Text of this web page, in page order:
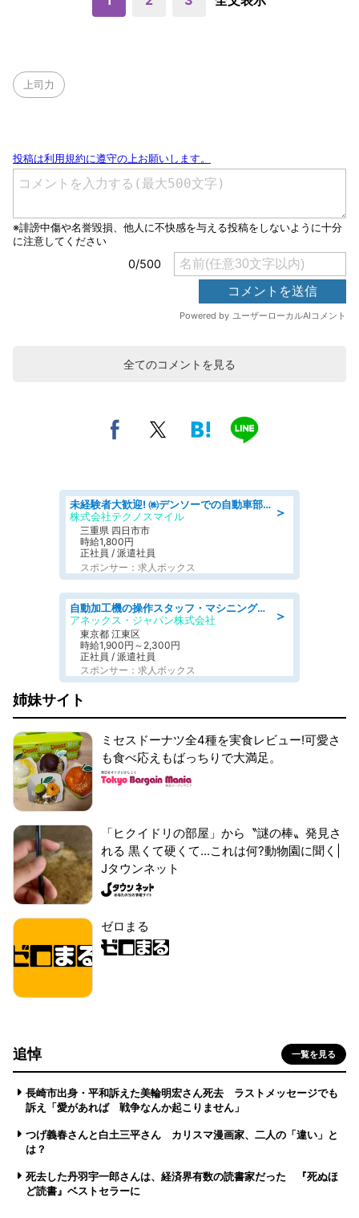
上司力
全てのコメントを見る
＞
未経験者大歓迎! ㈱デンソーでの自動車部品の組立作業 denso aichi
株式会社テクノスマイル
三重県 四日市市
時給1,800円
正社員 / 派遣社員
スポンサー：求人ボックス
＞
自動加工機の操作スタッフ・マシニングセンタ/工業系卒歓迎/未経験OK/急募/男女活躍/残業が少ない
アネックス・ジャパン株式会社
東京都 江東区
時給1,900円～2,300円
正社員 / 派遣社員
スポンサー：求人ボックス
姉妹サイト
ミセスドーナツ全4種を実食レビュー!可愛さ
も食べ応えもばっちりで大満足。
「ヒクイドリの部屋」から〝謎の棒〟発見さ
れる 黒くて硬くて...これは何?動物園に聞く|
Jタウンネット
ゼロまる
追悼 一覧を見る
長崎市出身・平和訴えた美輪明宏さん死去 ラストメッセージでも
訴え「愛があれば 戦争なんか起こりません」
つげ義春さんと白土三平さん カリスマ漫画家、二人の「違い」と
は？
死去した丹羽宇一郎さんは、経済界有数の読書家だった 『死ぬほ
ど読書』ベストセラーに